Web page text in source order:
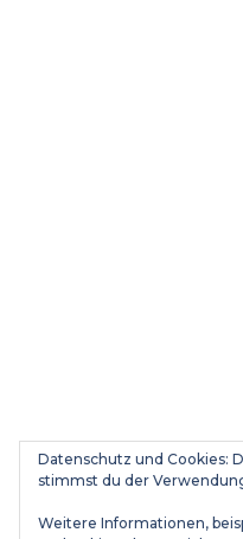
Datenschutz und Cookies:
stimmst du der
Weitere Informationen,